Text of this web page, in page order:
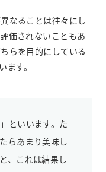
なることは往々にし
価されないこともあ
らを目的にしている
す。
といいます。た
らあまり美味し
、これは結果し